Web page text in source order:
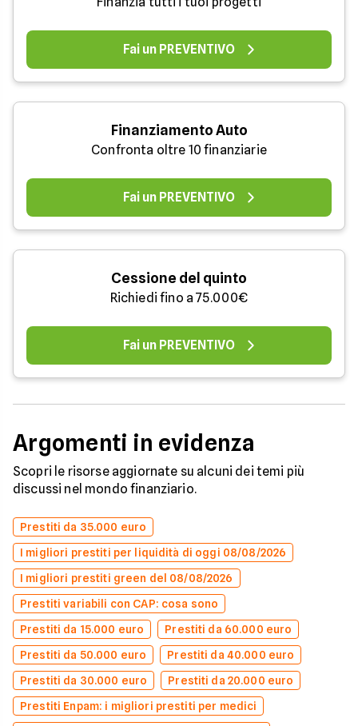
Fai un PREVENTIVO
Finanziamento Auto
Confronta oltre 10 finanziarie
Fai un PREVENTIVO
Cessione del quinto
Richiedi fino a 75.000€
Fai un PREVENTIVO
Argomenti in evidenza
Scopri le risorse aggiornate su alcuni dei temi più
discussi nel mondo finanziario.
Prestiti da 35.000 euro
I migliori prestiti per liquidità di oggi 08/08/2026
I migliori prestiti green del 08/08/2026
Prestiti variabili con CAP: cosa sono
Prestiti da 15.000 euro
Prestiti da 60.000 euro
Prestiti da 50.000 euro
Prestiti da 40.000 euro
Prestiti da 30.000 euro
Prestiti da 20.000 euro
Prestiti Enpam: i migliori prestiti per medici